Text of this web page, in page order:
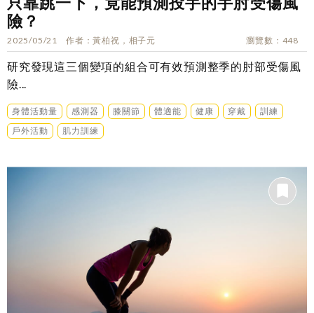
險？
2025/05/21 作者 黃柏祝，相子元 瀏覽數 448
研究發現這三個變項的組合可有效預測整季的肘部受傷風
險...
身體活動量 感測器 膝關節 體適能 健康 穿戴
訓練
戶外活動
肌力訓練